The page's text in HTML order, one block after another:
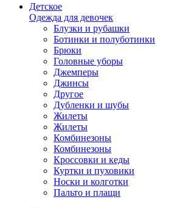
Детское
Одежда для девочек
Блузки и рубашки
Ботинки и полуботинки
Брюки
Головные уборы
Джемперы
Джинсы
Другое
Дубленки и шубы
Жилеты
Жилеты
Комбинезоны
Комбинезоны
Кроссовки и кеды
Куртки и пуховики
Носки и колготки
Пальто и плащи